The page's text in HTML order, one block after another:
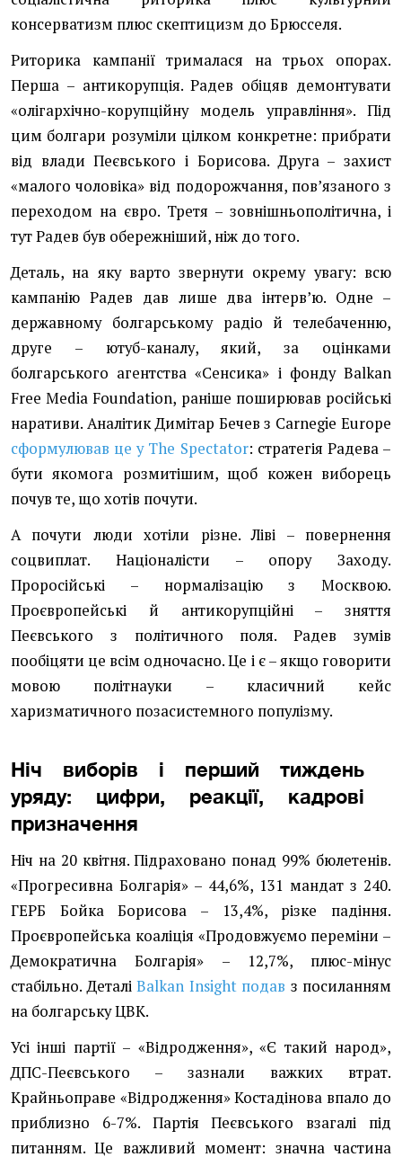
консерватизм плюс скептицизм до Брюсселя.
Риторика кампанії трималася на трьох опорах.
Перша – антикорупція. Радев обіцяв демонтувати
«олігархічно-корупційну модель управління». Під
цим болгари розуміли цілком конкретне: прибрати
від влади Пеєвського і Борисова. Друга – захист
«малого чоловіка» від подорожчання, повʼязаного з
переходом на євро. Третя – зовнішньополітична, і
тут Радев був обережніший, ніж до того.
Деталь, на яку варто звернути окрему увагу: всю
кампанію Радев дав лише два інтервʼю. Одне –
державному болгарському радіо й телебаченню,
друге – ютуб-каналу, який, за оцінками
болгарського агентства «Сенсика» і фонду Balkan
Free Media Foundation, раніше поширював російські
наративи. Аналітик Димітар Бечев з Carnegie Europe
сформулював це у The Spectator: стратегія Радева –
бути якомога розмитішим, щоб кожен виборець
почув те, що хотів почути.
А почути люди хотіли різне. Ліві – повернення
соцвиплат. Націоналісти – опору Заходу.
Проросійські – нормалізацію з Москвою.
Проєвропейські й антикорупційні – зняття
Пеєвського з політичного поля. Радев зумів
пообіцяти це всім одночасно. Це і є – якщо говорити
мовою політнауки – класичний кейс
харизматичного позасистемного популізму.
Ніч виборів і перший тиждень
уряду: цифри, реакції, кадрові
призначення
Ніч на 20 квітня. Підраховано понад 99% бюлетенів.
«Прогресивна Болгарія» – 44,6%, 131 мандат з 240.
ГЕРБ Бойка Борисова – 13,4%, різке падіння.
Проєвропейська коаліція «Продовжуємо переміни –
Демократична Болгарія» – 12,7%, плюс-мінус
стабільно. Деталі Balkan Insight подав з посиланням
на болгарську ЦВК.
Усі інші партії – «Відродження», «Є такий народ»,
ДПС-Пеєвського – зазнали важких втрат.
Крайньоправе «Відродження» Костадінова впало до
приблизно 6-7%. Партія Пеєвського взагалі під
питанням. Це важливий момент: значна частина